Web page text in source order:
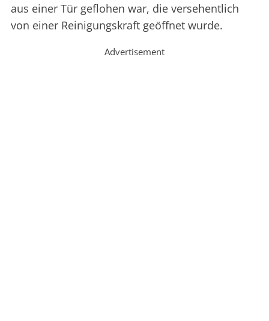
aus einer Tür geflohen war, die versehentlich
von einer Reinigungskraft geöffnet wurde.
Advertisement